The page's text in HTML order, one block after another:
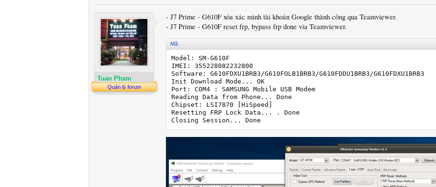
Tuan Pham
Quản lý forum
- J7 Prime - G610F xóa xác minh tài khoản Google thành công qua Teamviewer.
- J7 Prime - G610F reset frp, bypass frp done via Teamviewer.
Mã:
Model: SM-G610F
IMEI: 355228082232800
Software: G610FDXU1BRB3/G610FOLB1BRB3/G610FDDU1BRB3/G610FDXU1BRB3
Init Download Mode... OK
Port: COM4 : SAMSUNG Mobile USB Modem
Reading Data from Phone... Done
Chipset: LSI7870 [HiSpeed]
Resetting FRP Lock Data... . Done
Closing Session... Done